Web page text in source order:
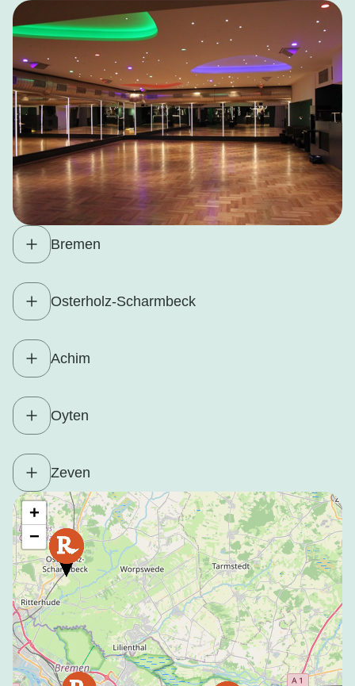
Bremen
Osterholz-Scharmbeck
Achim
Oyten
Zeven
+
−